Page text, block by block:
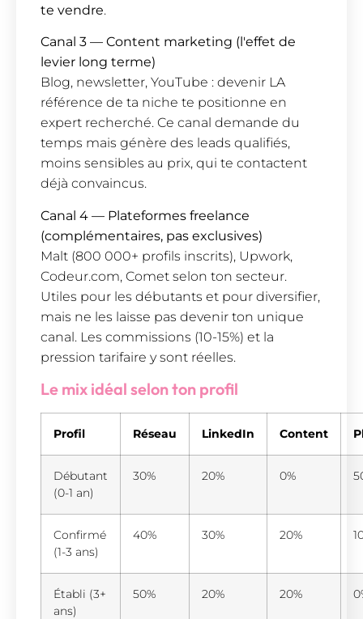
te vendre.
Canal 3 — Content marketing (l'effet de
levier long terme)
Blog, newsletter, YouTube : devenir LA
référence de ta niche te positionne en
expert recherché. Ce canal demande du
temps mais génère des leads qualifiés,
moins sensibles au prix, qui te contactent
déjà convaincus.
Canal 4 — Plateformes freelance
(complémentaires, pas exclusives)
Malt (800 000+ profils inscrits), Upwork,
Codeur.com, Comet selon ton secteur.
Utiles pour les débutants et pour diversifier,
mais ne les laisse pas devenir ton unique
canal. Les commissions (10-15%) et la
pression tarifaire y sont réelles.
Le mix idéal selon ton profil
Profil Réseau LinkedIn Content
Débutant
(0-1 an)
30% 20% 0%
Confirmé
(1-3 ans)
40% 30% 20%
Établi (3+
ans)
50% 20% 20%